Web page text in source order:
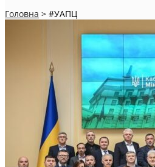
Головна > #УАПЦ